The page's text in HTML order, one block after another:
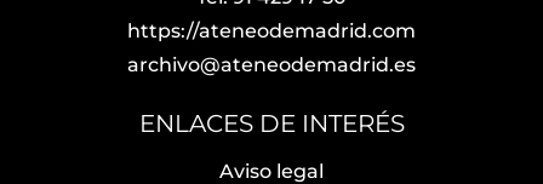
https://ateneodemadrid.com
archivo@ateneodemadrid.es
ENLACES DE INTERÉS
Aviso legal